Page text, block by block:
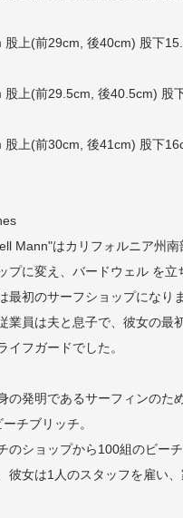
股上(前29cm, 後40cm) 股下
股上(前29.5cm, 後40.5cm) 股
股上(前30cm, 後41cm) 股下
Mann"はカリフォルニア州南
プに変え、バードウェル を立
最初のサーフショップになり
業員は夫と息子で、彼女の最
イフガードでした。
の発明であるサーフィンのた
チブリッチ。
のショップから100組のビー
彼女は1人のスタッフを雇い